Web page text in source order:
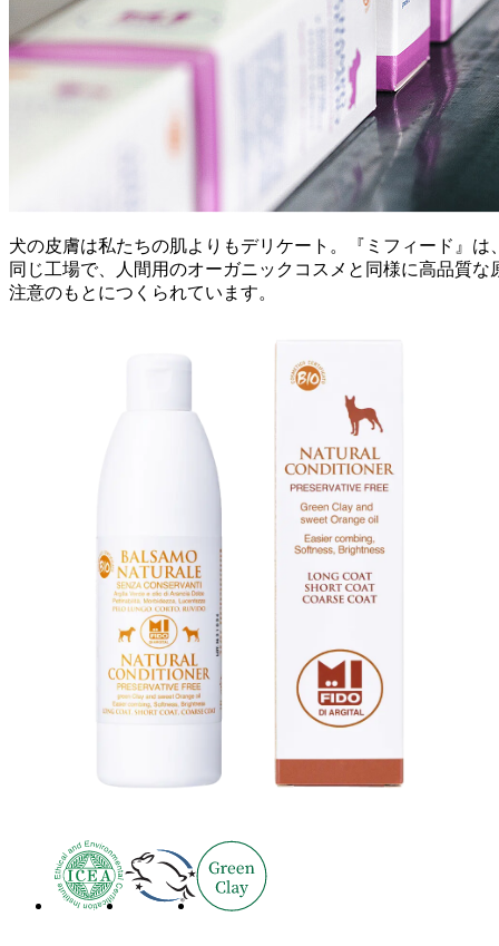
犬の皮膚は私たちの肌よりもデリケート。『 ミフィード 』は
同じ工場で、人間用のオーガニックコスメと同様に高品質な
注意のもとにつくられています。